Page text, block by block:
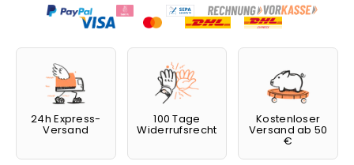
24h Express-
Versand
100 Tage
Widerrufsrecht
Kostenloser
Versand ab 50
€